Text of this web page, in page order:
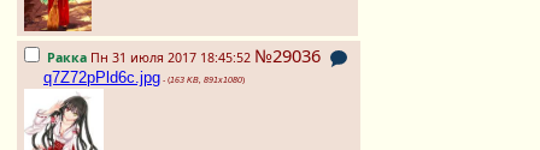
Ракка Пн 31 июля 2017 18:45:52 №29036
q7Z72pPld6c.jpg - (163 KB, 891x1080)